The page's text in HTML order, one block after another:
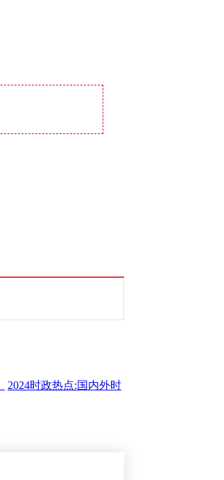
2024时政热点:国内外时